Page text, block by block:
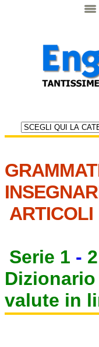
ARTICOLI
Serie 1 - 2
Dizionario
valute in